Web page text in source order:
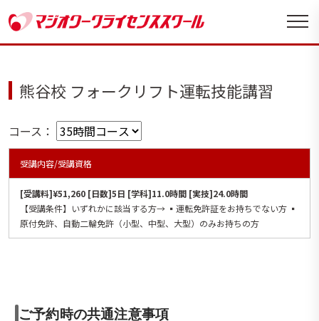
熊谷校 フォークリフト運転技能講習
コース：
受講内容/受講資格
[受講料]¥51,260 [日数]5日 [学科]11.0時間 [実技]24.0時間
【受講条件】いずれかに該当する方→ ▪️運転免許証をお持ちでない方 ▪️
原付免許、自動二輪免許（小型、中型、大型）のみお持ちの方
ご予約時の共通注意事項